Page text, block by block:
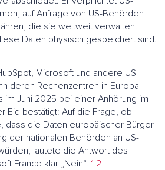
auf Anfrage von US-Behörden
die sie weltweit verwalten.
Daten physisch gespeichert sind.
Microsoft und andere US-
deren Rechenzentren in Europa
im Juni 2025 bei einer Anhörung im
Eid bestätigt: Auf die Frage, ob
dass die Daten europäischer Bürger
der nationalen Behörden an US-
lautete die Antwort des
France klar „Nein“. 1 2